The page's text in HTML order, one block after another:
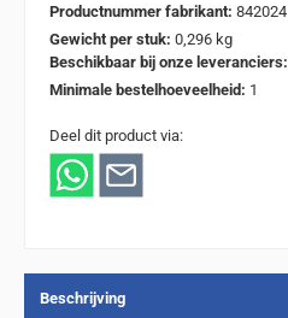
Productnummer fabrikant: 842024
Gewicht per stuk: 0,296 kg
Beschikbaar bij onze leveranciers:
Minimale bestelhoeveelheid: 1
Deel dit product via:
Beschrijving